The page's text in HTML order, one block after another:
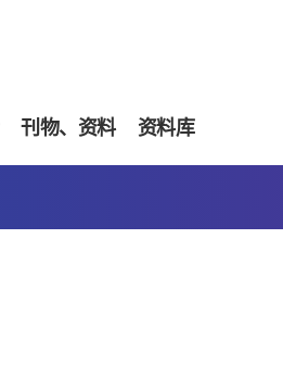
刊物、资料 资料库